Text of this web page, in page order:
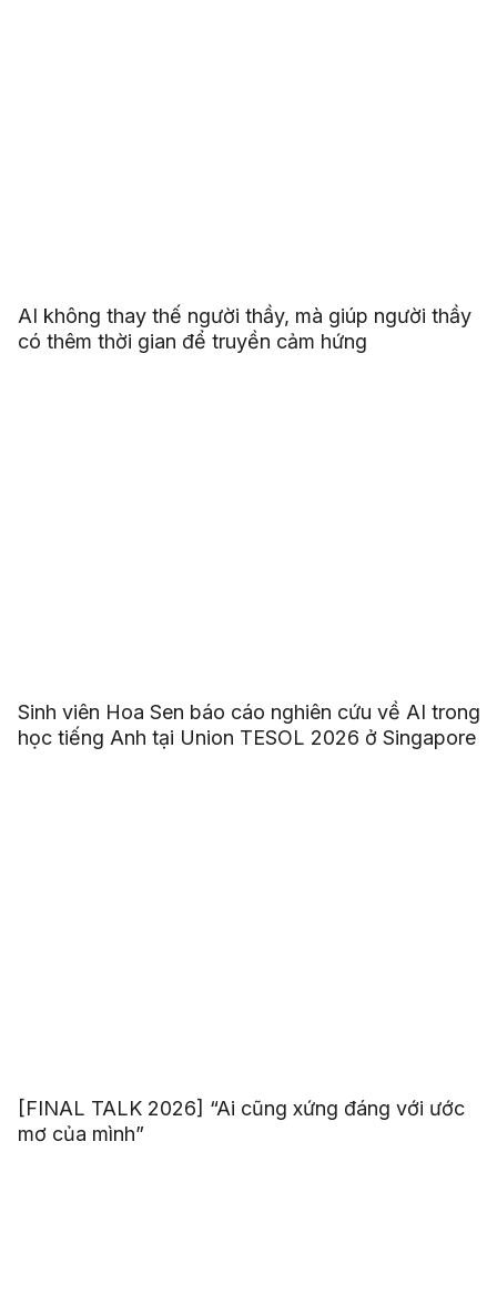
AI không thay thế người thầy, mà giúp người thầy
có thêm thời gian để truyền cảm hứng
Sinh viên Hoa Sen báo cáo nghiên cứu về AI trong
học tiếng Anh tại Union TESOL 2026 ở Singapore
[FINAL TALK 2026] “Ai cũng xứng đáng với ước
mơ của mình”